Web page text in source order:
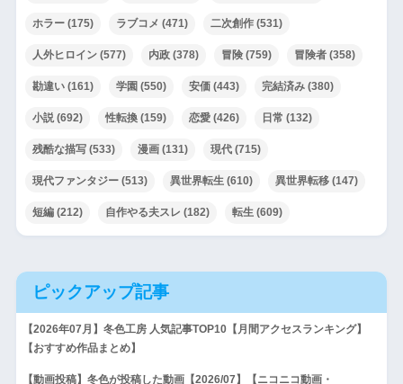
ホラー(175) ラブコメ (471) 二次創作(531)
人外ヒロイン(577) 内政(378) 冒険(759) 冒険者(358)
勘違い(161) 学園 (550) 安価(443) 完結済み(380)
小説(692) 性転換(159) 恋愛(426) 日常 (132)
残酷な描写(533) 漫画(131) 現代(715)
現代ファンタジー(513) 異世界転生(610) 異世界転移(147)
短編(212) 自作やる夫スレ (182) 転生(609)
ピックアップ記事
【2026年07月】冬色工房 人気記事TOP10【月間アクセスランキング】
【おすすめ作品まとめ】
【動画投稿】冬色が投稿した動画【2026/07】【ニコニコ動画・